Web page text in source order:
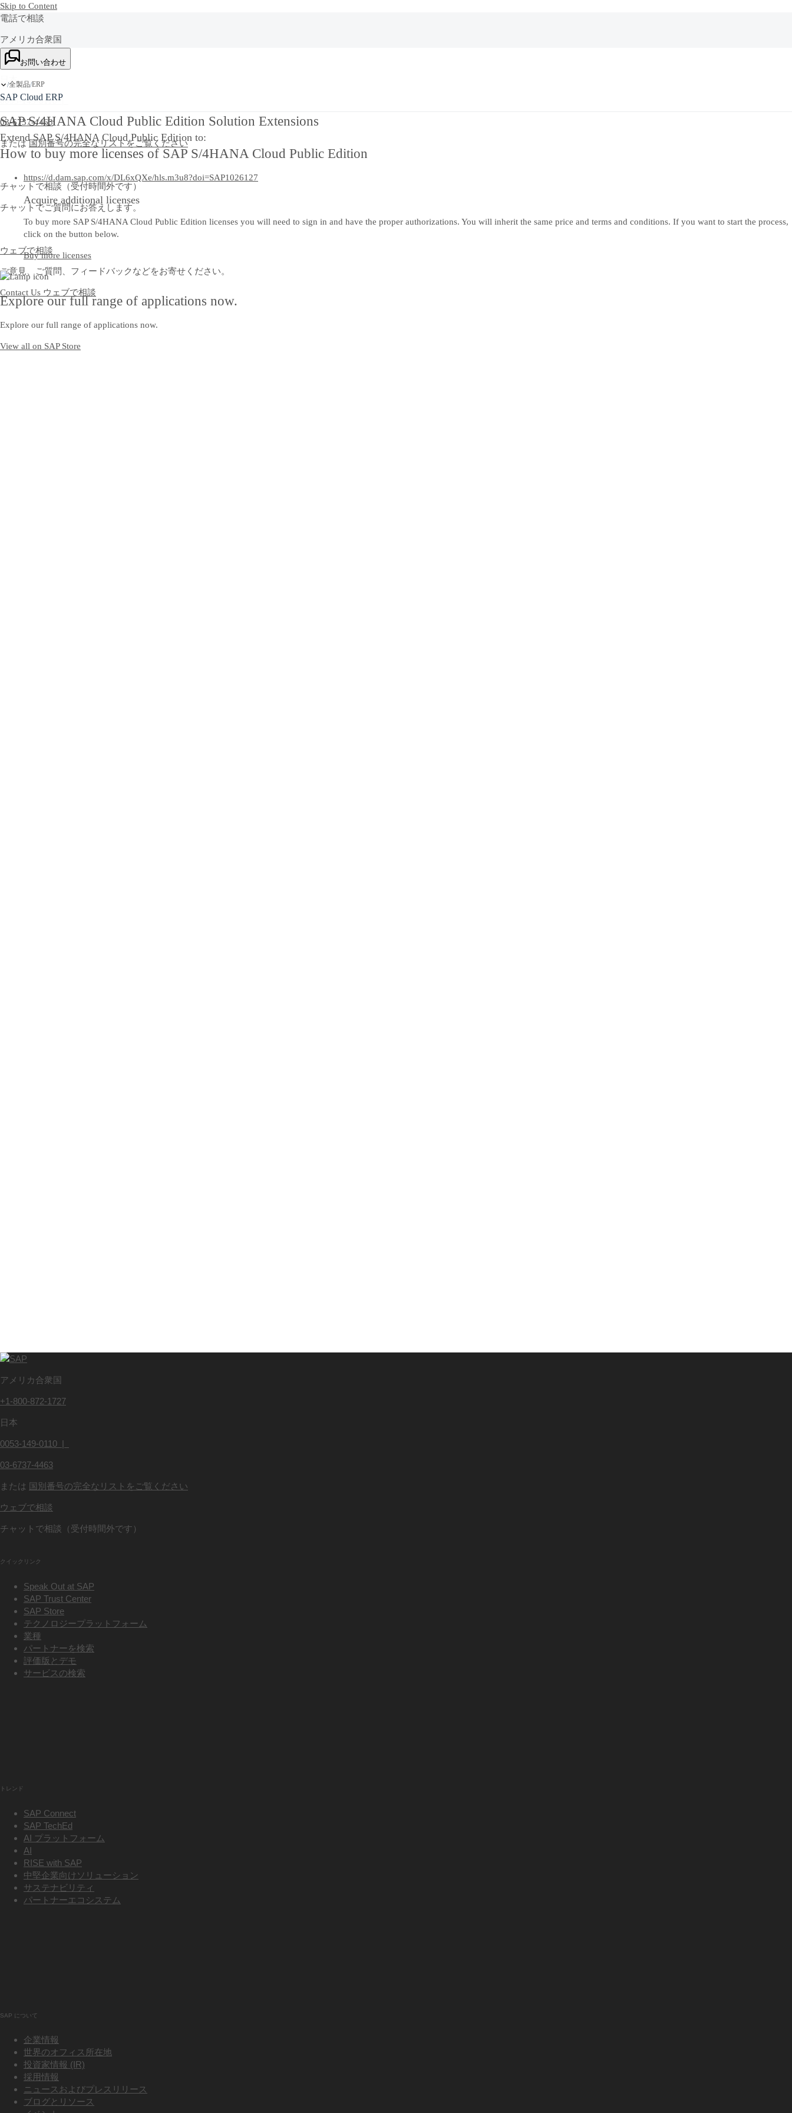
Skip to Content
電話で相談
アメリカ合衆国
+1-800-872-1727
日本
0053-149-0110 |
03-6737-4463
または国別番号の完全なリストをご覧ください
チャットで相談（受付時間外です）
チャットでご質問にお答えします。
ウェブで相談
ご意見、ご質問、フィードバックなどをお寄せください。
Contact Us ウェブで相談
お問い合わせ
/全製品/ERP
SAP Cloud ERP
SAP S/4HANA Cloud Public Edition Solution Extensions
Extend SAP S/4HANA Cloud Public Edition to:
How to buy more licenses of SAP S/4HANA Cloud Public Edition
https://d.dam.sap.com/x/DL6xQXe/hls.m3u8?doi=SAP1026127
Acquire additional licenses
To buy more SAP S/4HANA Cloud Public Edition licenses you will need to sign in and have the proper authorizations. You will inherit the same price and terms and conditions. If you want to start the process,
click on the button below.
Buy more licenses
Explore our full range of applications now.
Explore our full range of applications now.
View all on SAP Store
アメリカ合衆国
+1-800-872-1727
日本
0053-149-0110 |
03-6737-4463
または 国別番号の完全なリストをご覧ください
ウェブで相談
チャットで相談（受付時間外です）
クイックリンク
Speak Out at SAP
SAP Trust Center
SAP Store
テクノロジープラットフォーム
業種
パートナーを検索
評価版とデモ
サービスの検索
トレンド
SAP Connect
SAP TechEd
AI プラットフォーム
AI
RISE with SAP
中堅企業向けソリューション
サステナビリティ
パートナーエコシステム
SAP について
企業情報
世界のオフィス所在地
投資家情報 (IR)
採用情報
ニュースおよびプレスリリース
ブログとリソース